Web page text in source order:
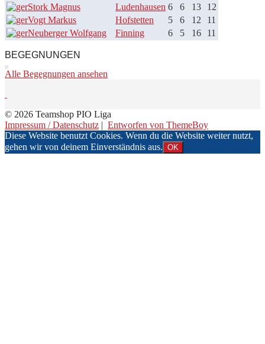
Stork Magnus
Ludenhausen 6 6 13
12
Vogt Markus
Hofstetten 5 6 12
11
Neuberger Wolfgang
Finning 6 5 16 11
BEGEGNUNGEN
Alle Begegnungen ansehen
© 2026 Teamshop PIO Liga
Impressum / Datenschutz | Entworfen von ThemeBoy
Diese Website benutzt Cookies. Wenn du die Website weiter nutzt,
gehen wir von deinem Einverständnis aus. OK